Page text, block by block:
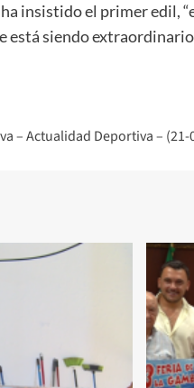
insistido el primer edil,
está siendo
– Actualidad Deportiva – (21-